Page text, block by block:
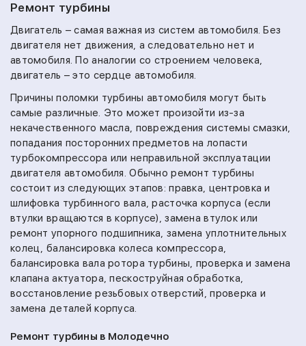
Ремонт турбины
Двигатель – самая важная из систем автомобиля. Без
двигателя нет движения, а следовательно нет и
автомобиля. По аналогии со строением человека,
двигатель – это сердце автомобиля.
Причины поломки турбины автомобиля могут быть
самые различные. Это может произойти из-за
некачественного масла, повреждения системы смазки,
попадания посторонних предметов на лопасти
турбокомпрессора или неправильной эксплуатации
двигателя автомобиля. Обычно ремонт турбины
состоит из следующих этапов: правка, центровка и
шлифовка турбинного вала, расточка корпуса (если
втулки вращаются в корпусе), замена втулок или
ремонт упорного подшипника, замена уплотнительных
колец, балансировка колеса компрессора,
балансировка вала ротора турбины, проверка и замена
клапана актуатора, пескоструйная обработка,
восстановление резьбовых отверстий, проверка и
замена деталей корпуса.
Ремонт турбины в Молодечно